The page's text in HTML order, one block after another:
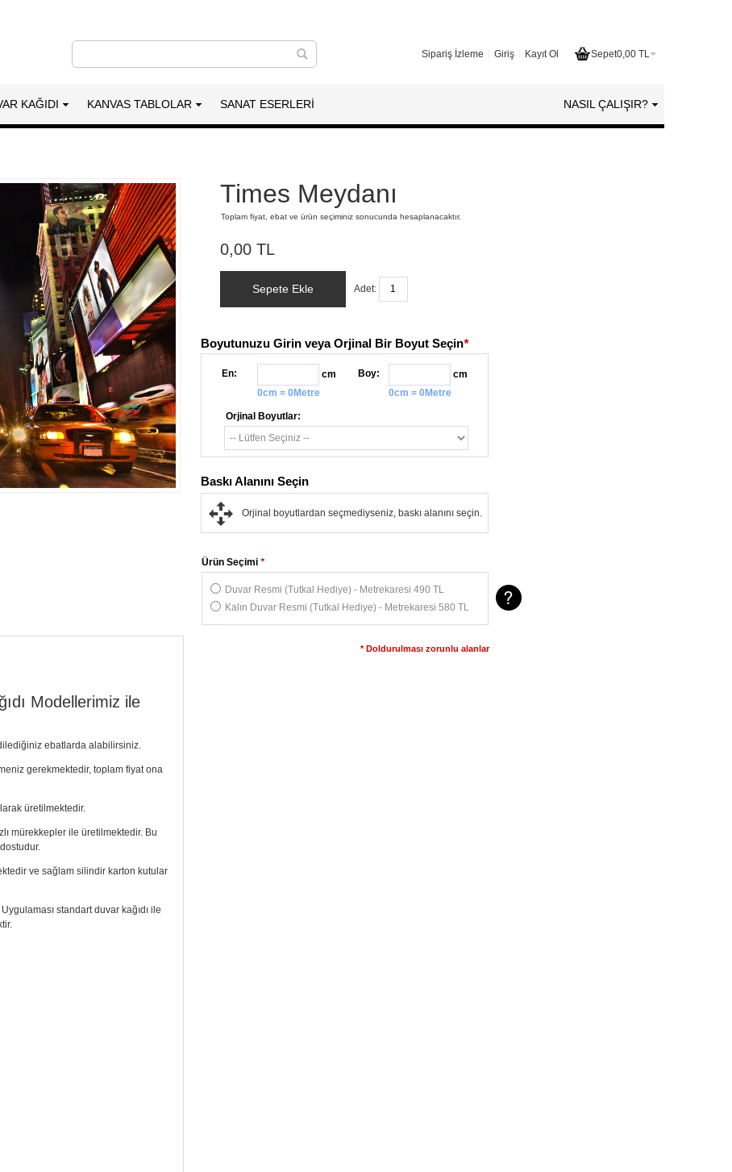
Sepet0,00 TL
Sipariş İzleme Giriş Kayıt Ol
KAĞIDI KANVAS TABLOLAR SANAT ESERLERI NASIL ÇALIŞIR?
Times Meydanı
Toplam fiyat, ebat ve ürün seçiminiz sonucunda hesaplanacaktır.
0,00 TL
Sepete Ekle Adet:
Boyutunuzu Girin veya Orjinal Bir Boyut Seçin*
En:
cm
0cm = 0Metre
Boy:
cm
0cm = 0Metre
Orjinal Boyutlar:
*
Ürün Seçimi
Duvar Resmi (Tutkal Hediye) - Metrekaresi 490 TL
Kalın Duvar Resmi (Tutkal Hediye) - Metrekaresi 580 TL
* Doldurulması zorunlu alanlar
Baskı Alanını Seçin
Orjinal boyutlardan seçmediyseniz, baskı alanını seçin.
Modellerimiz ile
ebatlarda alabilirsiniz.
gerekmektedir, toplam fiyat ona
üretilmektedir.
mürekkepler ile üretilmektedir. Bu
ve sağlam silindir karton kutular
standart duvar kağıdı ile
bizi arayıp talebinizi iletebilirsiniz.